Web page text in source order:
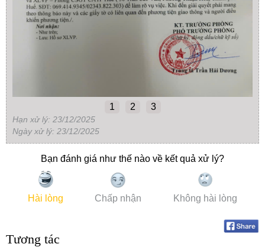
1 2 3
Hạn xử lý: 23/12/2025
Ngày xử lý: 23/12/2025
Bạn đánh giá như thế nào về kết quả xử lý?
Hài lòng Chấp nhận Không hài lòng
Tương tác